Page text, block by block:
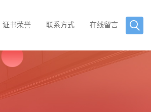
证书荣誉 联系方式 在线留言